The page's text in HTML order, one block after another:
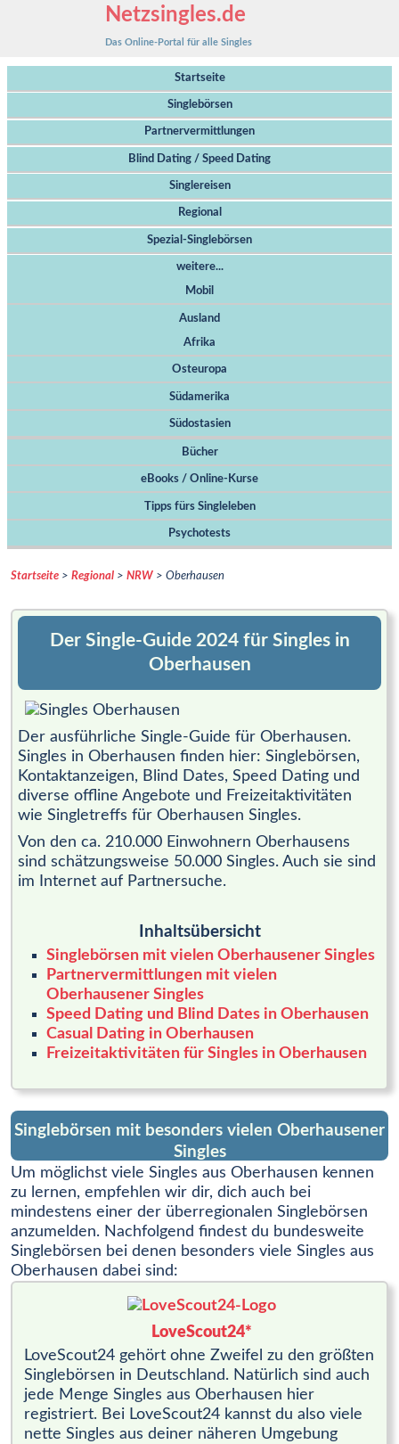
Netzsingles.de
Das Online-Portal für alle Singles
Startseite
Singlebörsen
Partnervermittlungen
Blind Dating / Speed Dating
Singlereisen
Regional
Spezial-Singlebörsen
weitere...
Mobil
Ausland
Afrika
Osteuropa
Südamerika
Südostasien
Bücher
eBooks / Online-Kurse
Tipps fürs Singleleben
Psychotests
Startseite >Regional >NRW > Oberhausen
Der Single-Guide 2024 für Singles in
Oberhausen
Der ausführliche Single-Guide für Oberhausen.
Singles in Oberhausen finden hier: Singlebörsen,
Kontaktanzeigen, Blind Dates, Speed Dating und
diverse offline Angebote und Freizeitaktivitäten
wie Singletreffs für Oberhausen Singles.
Von den ca. 210.000 Einwohnern Oberhausens
sind schätzungsweise 50.000 Singles. Auch sie sind
im Internet auf Partnersuche.
Inhaltsübersicht
Singlebörsen mit vielen Oberhausener Singles
Partnervermittlungen mit vielen
Oberhausener Singles
Speed Dating und Blind Dates in Oberhausen
Casual Dating in Oberhausen
Freizeitaktivitäten für Singles in Oberhausen
Singlebörsen mit besonders vielen Oberhausener
Singles
Um möglichst viele Singles aus Oberhausen kennen
zu lernen, empfehlen wir dir, dich auch bei
mindestens einer der überregionalen Singlebörsen
anzumelden. Nachfolgend findest du bundesweite
Singlebörsen bei denen besonders viele Singles aus
Oberhausen dabei sind:
LoveScout24*
LoveScout24 gehört ohne Zweifel zu den größten
Singlebörsen in Deutschland. Natürlich sind auch
jede Menge Singles aus Oberhausen hier
registriert. Bei LoveScout24 kannst du also viele
nette Singles aus deiner näheren Umgebung